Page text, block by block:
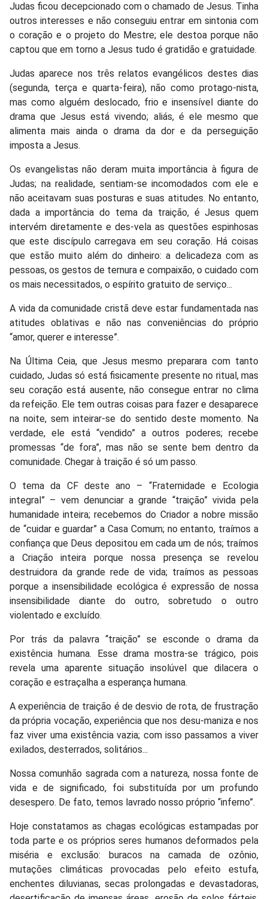
Judas ficou decepcionado com o chamado de Jesus. Tinha
outros interesses e não conseguiu entrar em sintonia com
o coração e o projeto do Mestre; ele destoa porque não
captou que em torno a Jesus tudo é gratidão e gratuidade.
Judas aparece nos três relatos evangélicos destes dias
(segunda, terça e quarta-feira), não como protago-nista,
mas como alguém deslocado, frio e insensível diante do
drama que Jesus está vivendo; aliás, é ele mesmo que
alimenta mais ainda o drama da dor e da perseguição
imposta a Jesus.
Os evangelistas não deram muita importância à figura de
Judas; na realidade, sentiam-se incomodados com ele e
não aceitavam suas posturas e suas atitudes. No entanto,
dada a importância do tema da traição, é Jesus quem
intervém diretamente e des-vela as questões espinhosas
que este discípulo carregava em seu coração. Há coisas
que estão muito além do dinheiro: a delicadeza com as
pessoas, os gestos de ternura e compaixão, o cuidado com
os mais necessitados, o espírito gratuito de serviço...
A vida da comunidade cristã deve estar fundamentada nas
atitudes oblativas e não nas conveniências do próprio
“amor, querer e interesse”.
Na Última Ceia, que Jesus mesmo preparara com tanto
cuidado, Judas só está fisicamente presente no ritual, mas
seu coração está ausente, não consegue entrar no clima
da refeição. Ele tem outras coisas para fazer e desaparece
na noite, sem inteirar-se do sentido deste momento. Na
verdade, ele está “vendido” a outros poderes; recebe
promessas “de fora”, mas não se sente bem dentro da
comunidade. Chegar à traição é só um passo.
O tema da CF deste ano – “Fraternidade e Ecologia
integral” – vem denunciar a grande “traição” vivida pela
humanidade inteira; recebemos do Criador a nobre missão
de “cuidar e guardar” a Casa Comum; no entanto, traímos a
confiança que Deus depositou em cada um de nós; traímos
a Criação inteira porque nossa presença se revelou
destruidora da grande rede de vida; traímos as pessoas
porque a insensibilidade ecológica é expressão de nossa
insensibilidade diante do outro, sobretudo o outro
violentado e excluído.
Por trás da palavra “traição” se esconde o drama da
existência humana. Esse drama mostra-se trágico, pois
revela uma aparente situação insolúvel que dilacera o
coração e estraçalha a esperança humana.
A experiência de traição é de desvio de rota, de frustração
da própria vocação, experiência que nos desu-maniza e nos
faz viver uma existência vazia; com isso passamos a viver
exilados, desterrados, solitários...
Nossa comunhão sagrada com a natureza, nossa fonte de
vida e de significado, foi substituída por um profundo
desespero. De fato, temos lavrado nosso próprio “inferno”.
Hoje constatamos as chagas ecológicas estampadas por
toda parte e os próprios seres humanos deformados pela
miséria e exclusão: buracos na camada de ozônio,
mutações climáticas provocadas pelo efeito estufa,
enchentes diluvianas, secas prolongadas e devastadoras,